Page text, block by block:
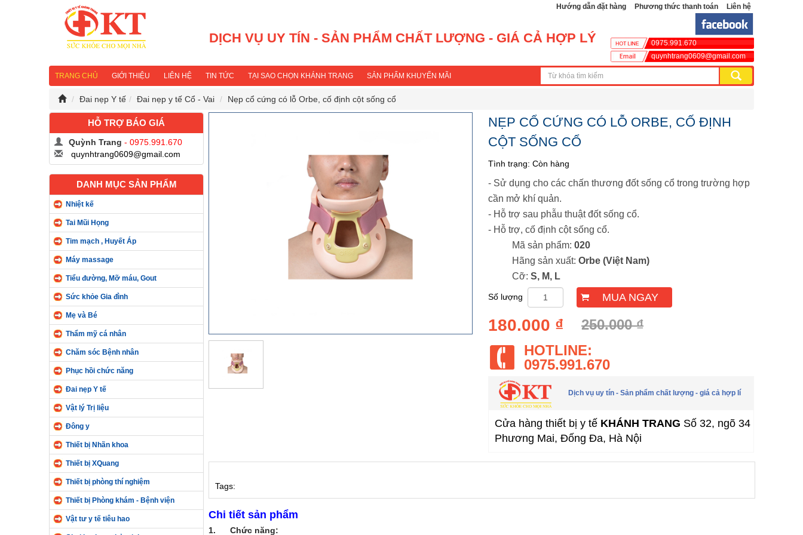
Hướng dẫn đặt hàng Phương thức thanh toán Liên hệ
DỊCH VỤ UY TÍN - SẢN PHẨM CHẤT LƯỢNG - GIÁ CẢ HỢP LÝ
0975.991.670
quynhtrang0609@gmail.com
TRANG CHỦ GIỚI THIỆU LIÊN HỆ TIN TỨC TẠI SAO CHỌN KHÁNH TRANG SẢN PHẨM KHUYẾN MÃI
Đai nẹp Y tế Đai nẹp y tế Cổ - Vai Nẹp cổ cứng có lỗ Orbe, cố định cột sống cổ
HỖ TRỢ BÁO GIÁ
Quỳnh Trang - 0975.991.670
quynhtrang0609@gmail.com
DANH MỤC SẢN PHẨM
Nhiệt kế
Tai Mũi Họng
Tim mạch , Huyết Áp
Máy massage
Tiểu đường, Mỡ máu, Gout
Sức khỏe Gia đình
Mẹ và Bé
Thẩm mỹ cá nhân
Chăm sóc Bệnh nhân
Phục hồi chức năng
Đai nẹp Y tế
Vật lý Trị liệu
Đông y
Thiết bị Nhãn khoa
Thiết bị XQuang
Thiết bị phòng thí nghiệm
Thiết bị Phòng khám - Bệnh viện
Vật tư y tế tiêu hao
NẸP CỔ CỨNG CÓ LỖ ORBE, CỐ ĐỊNH
CỘT SỐNG CỔ
Tình trạng: Còn hàng
- Sử dụng cho các chấn thương đốt sống cổ trong trường hợp
cần mở khí quản.
- Hỗ trợ sau phẫu thuật đốt sống cổ.
- Hỗ trợ, cố định cột sống cổ.
Mã sản phẩm: 020
Hãng sản xuất: Orbe (Việt Nam)
Cỡ: S, M, L
Số lượng MUA NGAY
180.000 ₫
250.000 ₫
HOTLINE:
0975.991.670
Dịch vụ uy tín - Sản phẩm chất lượng - giá cả hợp lí
Cửa hàng thiết bị y tế KHÁNH TRANG Số 32, ngõ 34
Phương Mai, Đống Đa, Hà Nội
Tags:
Chi tiết sản phẩm
1. Chức năng: